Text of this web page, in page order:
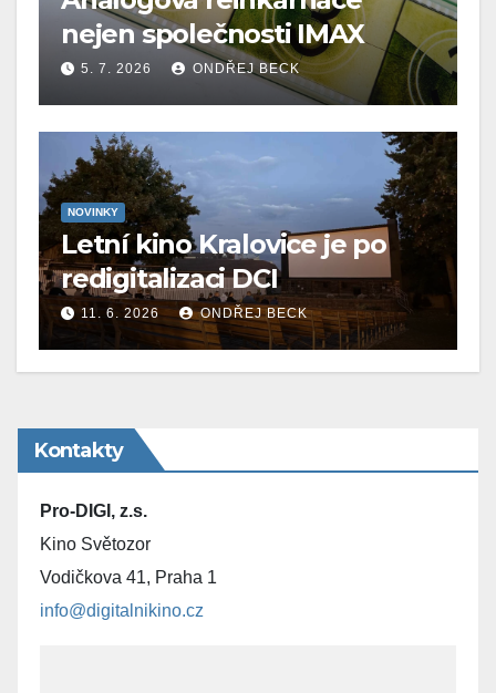
nejen společnosti IMAX
5. 7. 2026 ONDŘEJ BECK
NOVINKY
Letní kino Kralovice je po
redigitalizaci DCI
11. 6. 2026 ONDŘEJ BECK
Kontakty
Pro-DIGI, z.s.
Kino Světozor
Vodičkova 41, Praha 1
info@digitalnikino.cz